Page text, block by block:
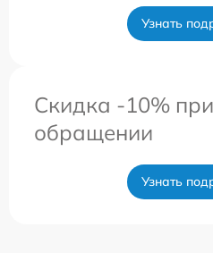
Узнать
Скидка -10%
обращении
Узнать